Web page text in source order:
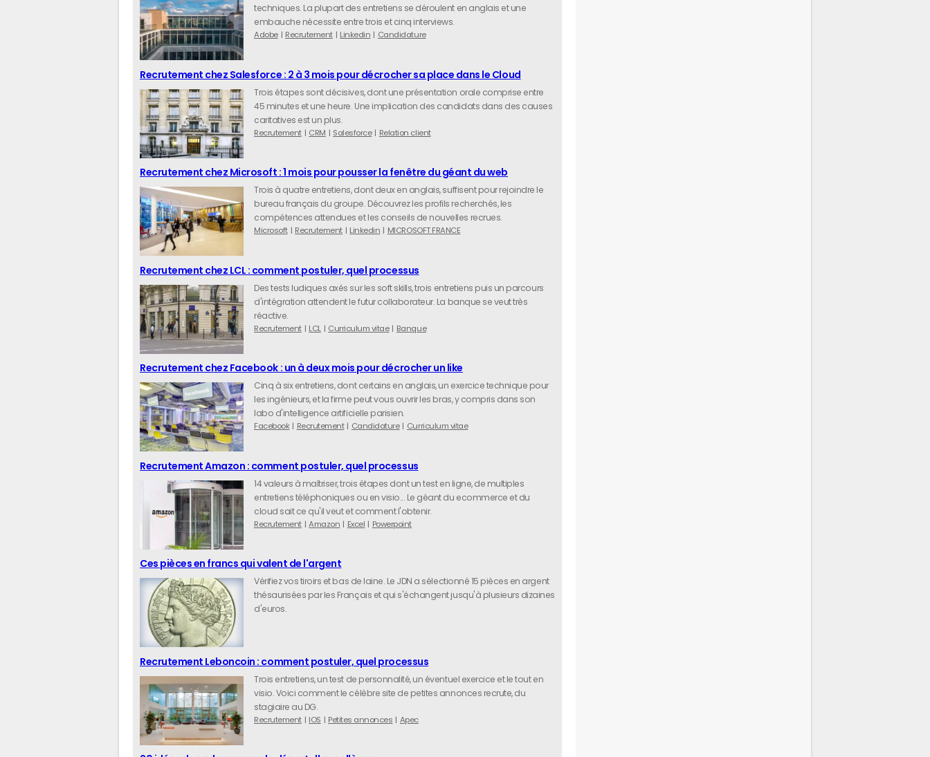
techniques. La plupart des entretiens se déroulent en anglais et une
embauche nécessite entre trois et cinq interviews.
Adobe
Recrutement Linkedin Candidature
Recrutement chez Salesforce : 2 à 3 mois pour décrocher sa place dans le Cloud
Trois étapes sont décisives, dont une présentation orale comprise entre
45 minutes et une heure. Une implication des candidats dans des causes
caritatives est un plus.
Recrutement
CRM Salesforce Relation client
Recrutement chez Microsoft : 1 mois pour pousser la fenêtre du géant du web
Trois à quatre entretiens, dont deux en anglais, suffisent pour rejoindre le
bureau français du groupe. Découvrez les profils recherchés, les
compétences attendues et les conseils de nouvelles recrues.
Microsoft
Recrutement Linkedin MICROSOFT FRANCE
Recrutement chez LCL : comment postuler, quel processus
Des tests ludiques axés sur les soft skills, trois entretiens puis un parcours
d'intégration attendent le futur collaborateur. La banque se veut très
réactive.
Recrutement
LCL Curriculum vitae Banque
Recrutement chez Facebook : un à deux mois pour décrocher un like
Cinq à six entretiens, dont certains en anglais, un exercice technique pour
les ingénieurs, et la firme peut vous ouvrir les bras, y compris dans son
labo d'intelligence artificielle parisien.
Facebook
Recrutement Candidature Curriculum vitae
Recrutement Amazon : comment postuler, quel processus
14 valeurs à maîtriser, trois étapes dont un test en ligne, de multiples
entretiens téléphoniques ou en visio... Le géant du ecommerce et du
cloud sait ce qu'il veut et comment l'obtenir.
Recrutement
Amazon Excel Powerpoint
Ces pièces en francs qui valent de l'argent
Vérifiez vos tiroirs et bas de laine. Le JDN a sélectionné 15 pièces en argent
thésaurisées par les Français et qui s'échangent jusqu'à plusieurs dizaines
d'euros.
Recrutement Leboncoin : comment postuler, quel processus
Trois entretiens, un test de personnalité, un éventuel exercice et le tout en
visio. Voici comment le célèbre site de petites annonces recrute, du
stagiaire au DG.
Recrutement
IOS Petites annonces Apec